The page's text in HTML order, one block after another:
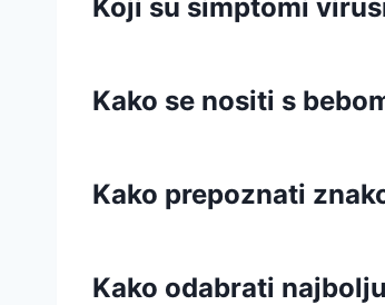
Koji su simptomi
Kako se nositi s
Kako prepoznati
Kako odabrati